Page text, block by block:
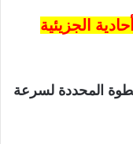
الجزيئية
المحددة لسرعة